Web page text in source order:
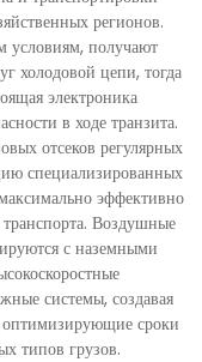
регионов.
условиям, получают
холодовой цепи, тогда
электроника
в ходе транзита.
отсеков регулярных
специализированных
эффективно
Воздушные
с наземными
системы, создавая
оптимизирующие сроки
типов грузов.